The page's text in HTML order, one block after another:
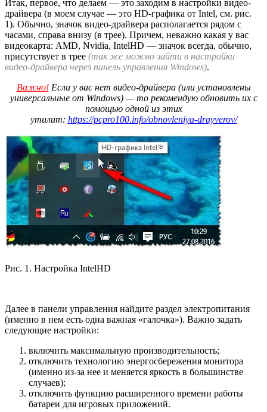
Итак, первое, что делаем — это заходим в настройки видео-
драйвера (в моем случае — это HD-графика от Intel, см. рис.
1). Обычно, значок видео-драйвера располагается рядом с
часами, справа внизу (в трее). Причем, неважно какая у вас
видеокарта: AMD, Nvidia, IntelHD — значок всегда, обычно,
присутствует в трее (так же можно зайти в настройки
видео-драйвера через панель управления Windows).
Важно!Если у вас нет видео-драйвера (или установлены
универсальные от Windows) — то рекомендую обновить их с
помощью одной из этих
утилит: https://pcpro100.info/obnovleniya-drayverov/
Рис. 1. Настройка IntelHD
Далее в панели управления найдите раздел электропитания
(именно в нем есть одна важная «галочка»). Важно задать
следующие настройки:
включить максимальную производительность;
отключить технологию энергосбережения монитора
(именно из-за нее и меняется яркость в большинстве
случаев);
отключить функцию расширенного времени работы
батареи для игровых приложений.